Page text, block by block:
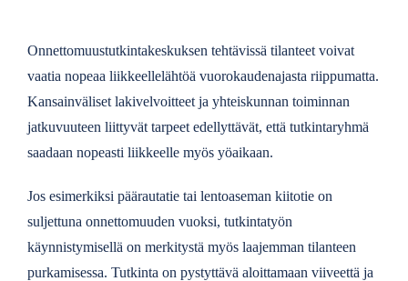
Onnettomuustutkintakeskuksen tehtävissä tilanteet voivat
vaatia nopeaa liikkeellelähtöä vuorokaudenajasta riippumatta.
Kansainväliset lakivelvoitteet ja yhteiskunnan toiminnan
jatkuvuuteen liittyvät tarpeet edellyttävät, että tutkintaryhmä
saadaan nopeasti liikkeelle myös yöaikaan.
Jos esimerkiksi päärautatie tai lentoaseman kiitotie on
suljettuna onnettomuuden vuoksi, tutkintatyön
käynnistymisellä on merkitystä myös laajemman tilanteen
purkamisessa. Tutkinta on pystyttävä aloittamaan viiveettä ja